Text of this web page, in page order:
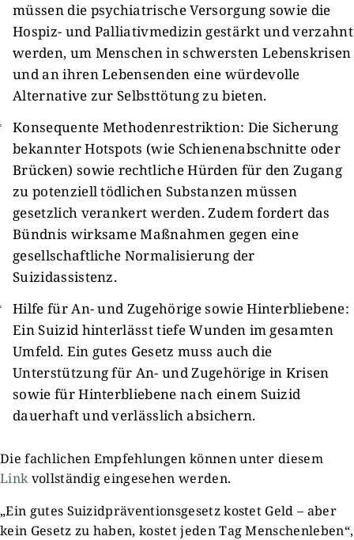
müssen die psychiatrische Versorgung sowie die
Hospiz- und Palliativmedizin gestärkt und verzahnt
werden, um Menschen in schwersten Lebenskrisen
und an ihren Lebensenden eine würdevolle
Alternative zur Selbsttötung zu bieten.
Konsequente Methodenrestriktion: Die Sicherung
bekannter Hotspots (wie Schienenabschnitte oder
Brücken) sowie rechtliche Hürden für den Zugang
zu potenziell tödlichen Substanzen müssen
gesetzlich verankert werden. Zudem fordert das
Bündnis wirksame Maßnahmen gegen eine
gesellschaftliche Normalisierung der
Suizidassistenz.
Hilfe für An- und Zugehörige sowie Hinterbliebene:
Ein Suizid hinterlässt tiefe Wunden im gesamten
Umfeld. Ein gutes Gesetz muss auch die
Unterstützung für An- und Zugehörige in Krisen
sowie für Hinterbliebene nach einem Suizid
dauerhaft und verlässlich absichern.
Die fachlichen Empfehlungen können unter diesem
Linkvollständig eingesehen werden.
„Ein gutes Suizidpräventionsgesetz kostet Geld – aber
kein Gesetz zu haben, kostet jeden Tag Menschenleben“,